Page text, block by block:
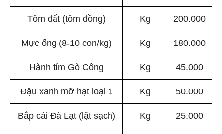
Tôm đất (tôm đồng) Kg 200.000
Mực ống (8-10 con/kg) Kg 180.000
Hành tím Gò Công Kg 45.000
Đậu xanh mỡ hạt loại 1 Kg 50.000
Bắp cải Đà Lạt (lặt sạch) Kg 25.000